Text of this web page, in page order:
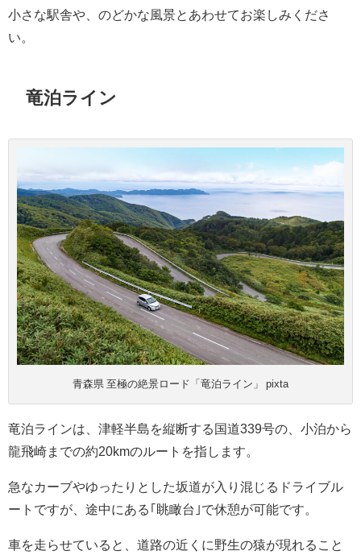
小さな駅舎や、のどかな風景とあわせてお楽しみくださ
い。
竜泊ライン
青森県 至極の絶景ロード「竜泊ライン」 pixta
竜泊ラインは、津軽半島を縦断する国道339号の、小泊から
龍飛崎までの約20kmのルートを指します。
急なカーブやゆったりとした坂道が入り混じるドライブル
ートですが、途中にある｢眺瞰台｣で休憩が可能です。
車を走らせていると、道路の近くに野生の猿が現れること